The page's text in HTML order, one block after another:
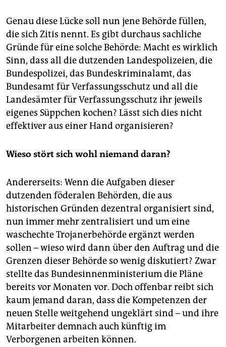
Genau diese Lücke soll nun jene Behörde füllen,
die sich Zitis nennt. Es gibt durchaus sachliche
Gründe für eine solche Behörde: Macht es wirklich
Sinn, dass all die dutzenden Landespolizeien, die
Bundespolizei, das Bundeskriminalamt, das
Bundesamt für Verfassungsschutz und all die
Landesämter für Verfassungsschutz ihr jeweils
eigenes Süppchen kochen? Lässt sich dies nicht
effektiver aus einer Hand organisieren?
Wieso stört sich wohl niemand daran?
Andererseits: Wenn die Aufgaben dieser
dutzenden föderalen Behörden, die aus
historischen Gründen dezentral organisiert sind,
nun immer mehr zentralisiert und um eine
waschechte Trojanerbehörde ergänzt werden
sollen – wieso wird dann über den Auftrag und die
Grenzen dieser Behörde so wenig diskutiert? Zwar
stellte das Bundesinnenministerium die Pläne
bereits vor Monaten vor. Doch offenbar reibt sich
kaum jemand daran, dass die Kompetenzen der
neuen Stelle weitgehend ungeklärt sind – und ihre
Mitarbeiter demnach auch künftig im
Verborgenen arbeiten können.